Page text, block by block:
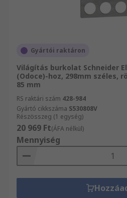
Gyártói raktáron
Világítás burkolat Schneider
(Odoce)-hoz, 298mm széles,
85 mm
RS raktári szám 428-984
Gyártó cikkszáma S530808V
Részösszeg (1 egység)
20 969 Ft(ÁFA nélkül)
Mennyiség